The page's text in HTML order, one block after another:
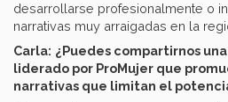
desarrollarse profesionalmente o
narrativas muy arraigadas en la
Carla: ¿Puedes compartirnos
liderado por ProMujer que
narrativas que limitan el